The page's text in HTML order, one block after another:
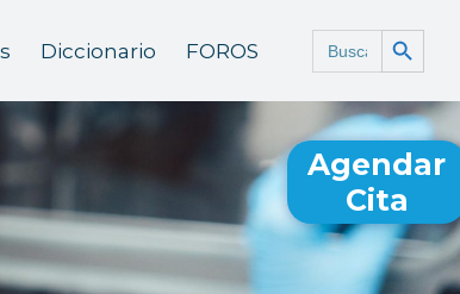
Diccionario FOROS
Buscar: Botón de
Agendar
Cita